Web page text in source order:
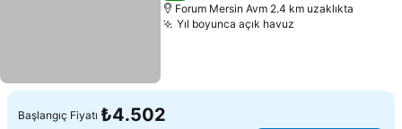
Forum Mersin Avm 2.4 km uzaklıkta
Yıl boyunca açık havuz
Başlangıç Fiyatı ₺4.502